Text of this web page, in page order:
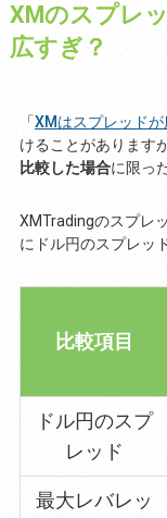
XMのスプレ
広すぎ？
「XMはスプレッド
けることがあります
比較した場合に限っ
XMTradingのスプレ
にドル円のスプレッ
比較項目
ドル円のスプ
レッド
最大レバレッ